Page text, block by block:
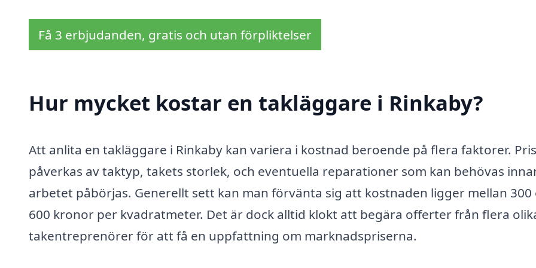
Få 3 erbjudanden, gratis och utan förpliktelser
Hur mycket kostar en takläggare i Rinkaby?
Att anlita en takläggare i Rinkaby kan variera i kostnad beroende på flera faktorer.
påverkas av taktyp, takets storlek, och eventuella reparationer som kan behövas
arbetet påbörjas. Generellt sett kan man förvänta sig att kostnaden ligger mellan 300
600 kronor per kvadratmeter. Det är dock alltid klokt att begära offerter från flera
takentreprenörer för att få en uppfattning om marknadspriserna.